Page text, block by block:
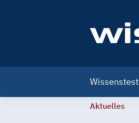
navigation
Wissenstest
Aktuelles